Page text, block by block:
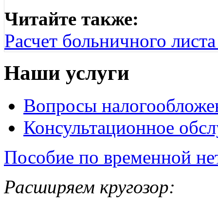
Читайте также:
Расчет больничного
Наши услуги
Вопросы
Консультационное
Пособие по временной
Расширяем кругозор: